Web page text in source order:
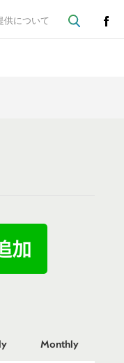
供について
Monthly